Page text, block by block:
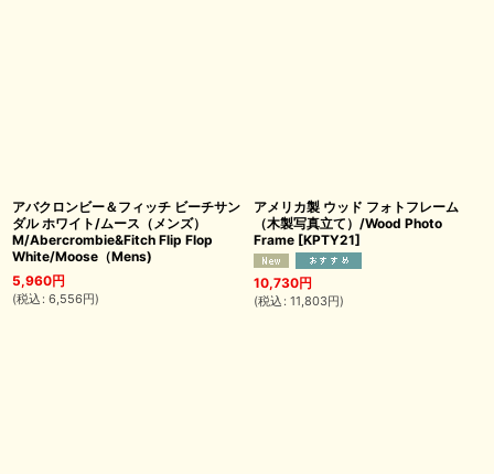
アバクロンビー＆フィッチ ビーチサン
ダル ホワイト/ムース（メンズ）
M/Abercrombie&Fitch Flip Flop
White/Moose（Mens)
5,960円
(税込 : 6,556円)
アメリカ製 ウッド フォトフレーム
（木製写真立て）/Wood Photo
Frame [KPTY21]
10,730円
(税込 : 11,803円)